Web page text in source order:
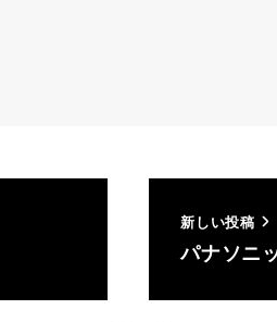
新しい投稿
パナソニ